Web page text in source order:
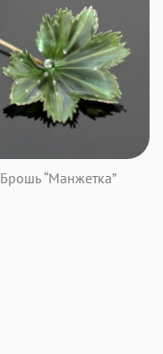
Брошь “Манжетка”